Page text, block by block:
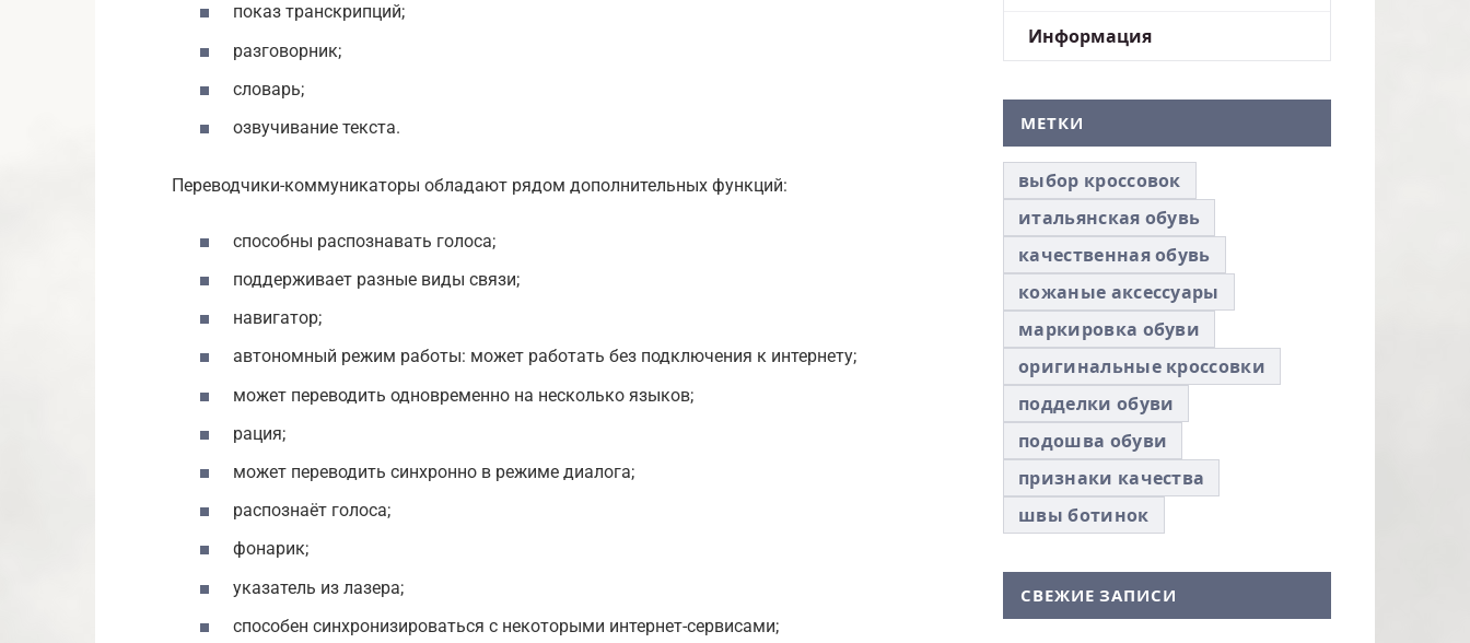
показ транскрипций;
разговорник;
словарь;
озвучивание текста.
Переводчики-коммуникаторы обладают рядом дополнительных функций:
способны распознавать голоса;
поддерживает разные виды связи;
навигатор;
автономный режим работы: может работать без подключения к интернету;
может переводить одновременно на несколько языков;
рация;
может переводить синхронно в режиме диалога;
распознаёт голоса;
фонарик;
указатель из лазера;
способен синхронизироваться с некоторыми интернет-сервисами;
Информация
МЕТКИ
выбор кроссовок
итальянская обувь
качественная обувь
кожаные аксессуары
маркировка обуви
оригинальные кроссовки
подделки обуви
подошва обуви
признаки качества
швы ботинок
СВЕЖИЕ ЗАПИСИ